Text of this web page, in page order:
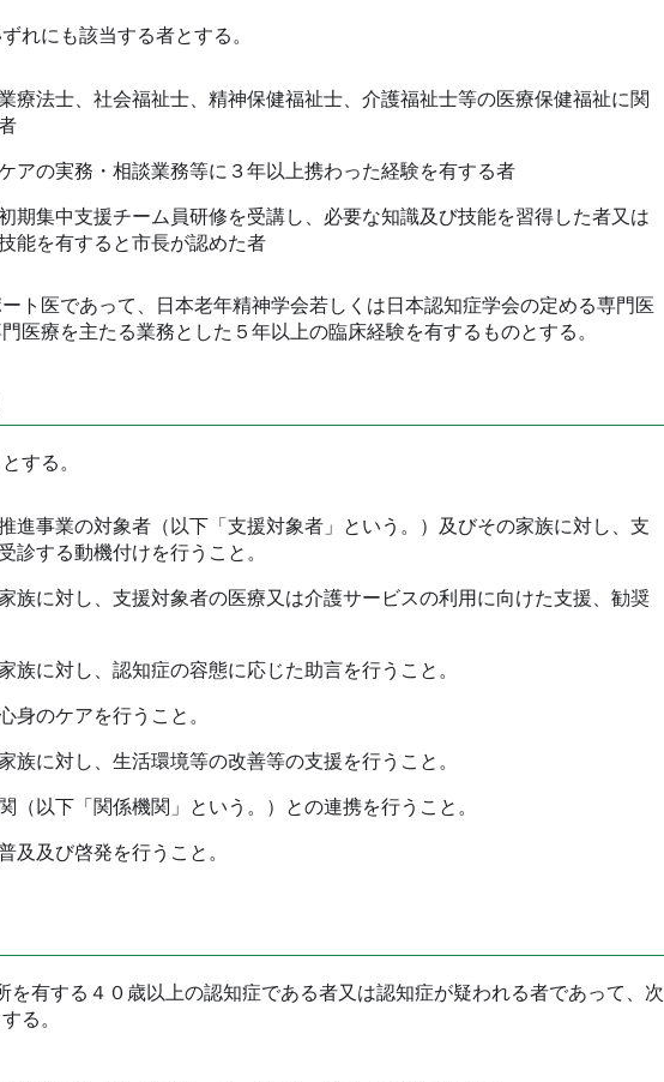
れにも該当する者とする。
療法士、社会福祉士、精神保健福祉士、介護福祉士等の医療保健福祉に関
アの実務・相談業務等に３年以上携わった経験を有する者
期集中支援チーム員研修を受講し、必要な知識及び技能を習得した者又は
能を有すると市長が認めた者
ト医であって、日本老年精神学会若しくは日本認知症学会の定める専門医
医療を主たる業務とした５年以上の臨床経験を有するものとする。
する。
進事業の対象者（以下「支援対象者」という。）及びその家族に対し、支
診する動機付けを行うこと。
族に対し、支援対象者の医療又は介護サービスの利用に向けた支援、勧奨
に対し、認知症の容態に応じた助言を行うこと。
のケアを行うこと。
に対し、生活環境等の改善等の支援を行うこと。
以下「関係機関」という。）との連携を行うこと。
及び啓発を行うこと。
有する４０歳以上の認知症である者又は認知症が疑われる者であって、次
る。